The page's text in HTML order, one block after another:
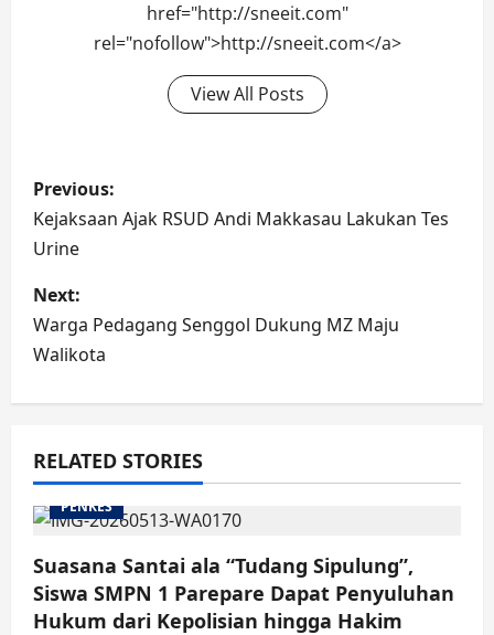
href="http://sneeit.com"
rel="nofollow">http://sneeit.com</a>
View All Posts
Post
navigation
Previous:
Kejaksaan Ajak RSUD Andi Makkasau Lakukan Tes
Urine
Next:
Warga Pedagang Senggol Dukung MZ Maju
Walikota
RELATED STORIES
PENKES
Suasana Santai ala “Tudang Sipulung”,
Siswa SMPN 1 Parepare Dapat Penyuluhan
Hukum dari Kepolisian hingga Hakim